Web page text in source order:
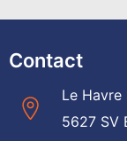
Contact
Le Havre
5627 SV